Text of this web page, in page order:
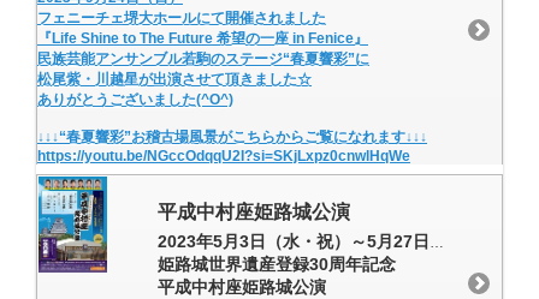
フェニーチェ堺大ホールにて開催されました
『Life Shine to The Future 希望の一座 in Fenice』
民族芸能アンサンブル若駒のステージ“春夏響彩”に
松尾紫・川越星が出演させて頂きました☆
ありがとうございました(^O^)
↓↓↓“春夏響彩”お稽古場風景がこちらからご覧になれます↓↓↓
https://youtu.be/NGccOdqqU2I?si=SKjLxpz0cnwlHqWe
平成中村座姫路城公演
2023年5月3日（水・祝）～5月27日（土）
姫路城世界遺産登録30周年記念
平成中村座姫路城公演